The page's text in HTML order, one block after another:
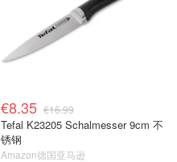
€8.35 €16.99
Tefal K23205 Schalmesser 9cm 不
锈钢
Amazon德国亚马逊